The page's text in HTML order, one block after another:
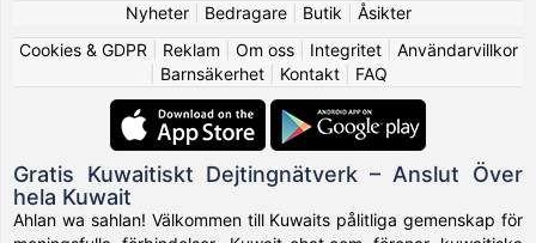
Nyheter| Bedragare| Butik
Åsikter
Cookies & GDPR
Reklam Om oss| Integritet| Användarvillkor
Barnsäkerhet| Kontakt| FAQ
Gratis Kuwaitiskt Dejtingnätverk – Anslut Över
hela Kuwait
Ahlan wa sahlan! Välkommen till Kuwaits pålitliga gemenskap för